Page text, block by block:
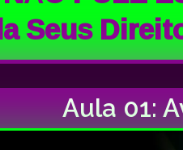
Seus
Aula 01: